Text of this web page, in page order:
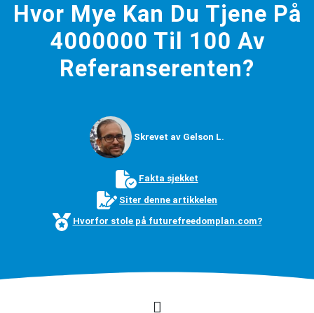
Hvor Mye Kan Du Tjene På
4000000 Til 100 Av
Referanserenten?
Skrevet av Gelson L.
Fakta sjekket
Siter denne artikkelen
Hvorfor stole på futurefreedomplan.com?